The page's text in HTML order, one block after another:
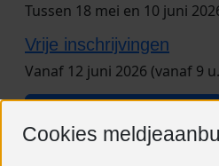
Tussen 18 mei en 10 juni
Vrije inschrijvingen
Vanaf 12 juni 2026 (vanaf 9
Cookies